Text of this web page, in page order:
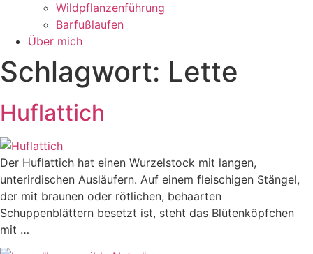
Wildpflanzenführung
Barfußlaufen
Über mich
Schlagwort: Lette
Huflattich
Der Huflattich hat einen Wurzelstock mit langen,
unterirdischen Ausläufern. Auf einem fleischigen Stängel,
der mit braunen oder rötlichen, behaarten
Schuppenblättern besetzt ist, steht das Blütenköpfchen
mit …